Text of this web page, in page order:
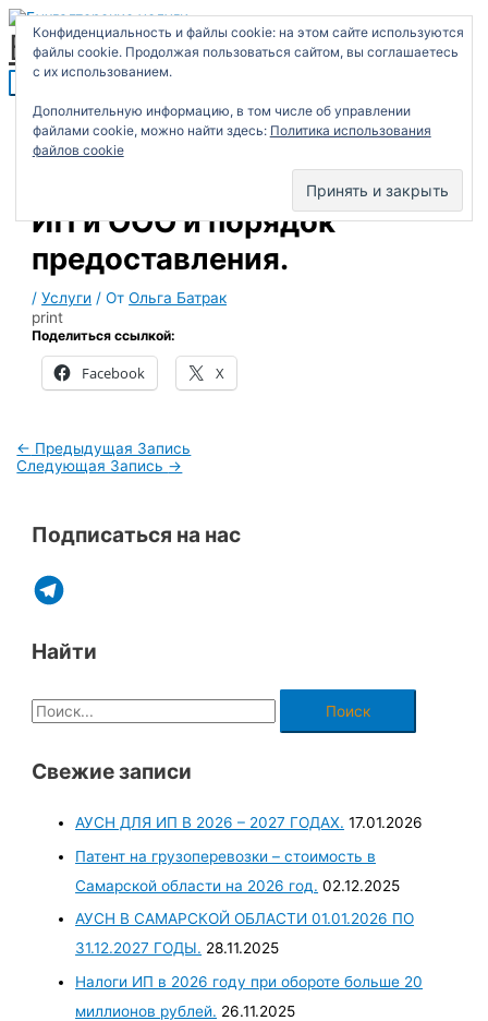
Перейти
к
содержимому
Бухгалтерские услуги
меню
Формы уведомлений для
ИП и ООО и порядок
предоставления.
/Услуги / ОтОльга Батрак
print
Поделиться ссылкой:
Facebook X
← Предыдущая Запись
Следующая Запись →
Подписаться на нас
e
l
e
g
r
m
Найти
П
о
и
к
:
Свежие записи
АУСН ДЛЯ ИП В 2026 – 2027 ГОДАХ. 17.01.2026
Патент на грузоперевозки – стоимость в
Самарской области на 2026 год. 02.12.2025
АУСН В САМАРСКОЙ ОБЛАСТИ 01.01.2026 ПО
31.12.2027 ГОДЫ. 28.11.2025
Налоги ИП в 2026 году при обороте больше 20
миллионов рублей. 26.11.2025
Конфиденциальность и файлы cookie: на этом сайте используются
файлы cookie. Продолжая пользоваться сайтом, вы соглашаетесь
с их использованием.
Дополнительную информацию, в том числе об управлении
файлами cookie, можно найти здесь: Политика использования
файлов cookie